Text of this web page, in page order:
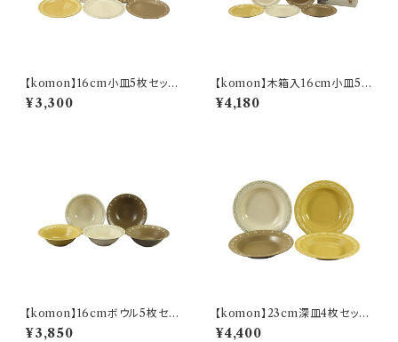
【komon】16cm小皿5枚セット
【YMK80】
¥3,300
【komon】木箱入16cm小皿5枚
セット【YMK80】
¥4,180
【komon】16cmボウル5枚セッ
ト【YMK80】
¥3,850
【komon】23cm深皿4枚セット
【YMK80】
¥4,400